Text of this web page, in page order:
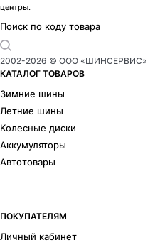
Cliff dark
Cliff 4
Crest dark
Crest
7
Kaiman dark 2
North dark
1
Panama dark 17
Panama High Gloss
Reef si SUV 1
центры.
Поиск по коду товара
2002-2026 © ООО «ШИНСЕРВИС»
КАТАЛОГ ТОВАРОВ
Зимние шины
Летние шины
Колесные диски
Аккумуляторы
Автотовары
ПОКУПАТЕЛЯМ
Личный кабинет